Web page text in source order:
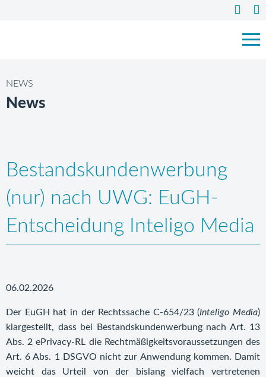
NEWS
News
Bestandskundenwerbung
(nur) nach UWG: EuGH-
Entscheidung Inteligo Media
06.02.2026
Der EuGH hat in der Rechtssache C-654/23 (Inteligo Media)
klargestellt, dass bei Bestandskundenwerbung nach Art. 13
Abs. 2 ePrivacy-RL die Rechtmäßigkeitsvoraussetzungen des
Art. 6 Abs. 1 DSGVO nicht zur Anwendung kommen. Damit
weicht das Urteil von der bislang vielfach vertretenen